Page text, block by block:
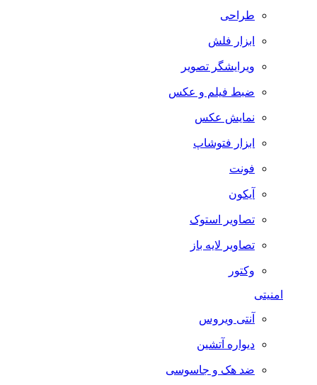
طراحی
ابزار فلش
ویرایشگر تصویر
ضبط فيلم و عكس
نمایش عکس
ابزار فتوشاپ
فونت
آیکون
تصاویر استوک
تصاویر لایه باز
وکتور
آنتی ویروس
دیواره آتشین
ضد هک و جاسوسی